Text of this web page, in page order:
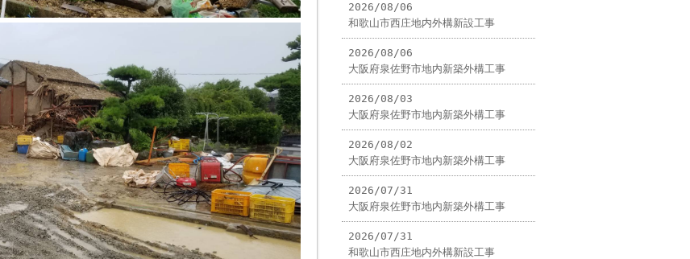
2026/08/06
和歌山市西庄地内外構新設工事
2026/08/06
大阪府泉佐野市地内新築外構工事
2026/08/03
大阪府泉佐野市地内新築外構工事
2026/08/02
大阪府泉佐野市地内新築外構工事
2026/07/31
大阪府泉佐野市地内新築外構工事
2026/07/31
和歌山市西庄地内外構新設工事